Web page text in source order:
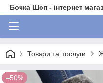
Бочка Шоп - інтернет
Товари та послуги
–50%